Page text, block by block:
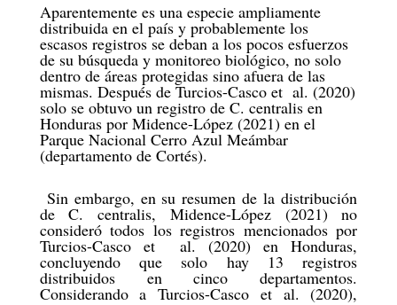
Aparentemente es una especie ampliamente
distribuida en el país y probablemente los
escasos registros se deban a los pocos esfuerzos
de su búsqueda y monitoreo biológico, no solo
dentro de áreas protegidas sino afuera de las
mismas. Después de Turcios-Casco et al. (2020)
solo se obtuvo un registro de C. centralis en
Honduras por Midence-López (2021) en el
Parque Nacional Cerro Azul Meámbar
(departamento de Cortés).
Sin embargo, en su resumen de la distribución
de C. centralis, Midence-López (2021) no
consideró todos los registros mencionados por
Turcios-Casco et al. (2020) en Honduras,
concluyendo que solo hay 13 registros
distribuidos en cinco departamentos.
Considerando a Turcios-Casco et al. (2020),